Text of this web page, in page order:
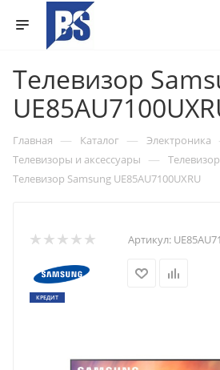
Телевизор
Главная — Каталог — Электроника
Телевизоры и аксессуары —
Телевизор Samsung UE85AU7100UXRU
Артикул:
КРЕДИТ